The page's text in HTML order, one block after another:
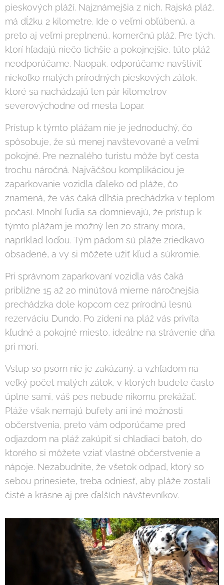
pieskových pláží. Najznámejšia z nich, Rajská pláž,
má dĺžku 2 kilometre. Ide o veľmi obľúbenú, a
preto aj veľmi preplnenú, komerčnú pláž. Pre tých,
ktorí hľadajú niečo tichšie a pokojnejšie, túto pláž
neodporúčame. Naopak, odporúčame navštíviť
niekoľko malých prírodných pieskových zátok,
ktoré sa nachádzajú len pár kilometrov
severovýchodne od mesta Lopar.
Prístup k týmto plážam nie je jednoduchý, čo
spôsobuje, že sú menej navštevované a veľmi
pokojné. Pre neznalého turistu môže byť cesta
trochu náročná. Najväčšou komplikáciou je
zaparkovanie vozidla ďaleko od pláže, čo
znamená, že vás čaká dlhšia prechádzka v teplom
počasí. Mnohí ľudia sa domnievajú, že prístup k
týmto plážam je možný len zo strany mora,
napríklad loďou. Tým pádom sú pláže zriedkavo
obsadené, a vy si môžete užiť kľud a súkromie.
Pri správnom zaparkovaní vozidla vás čaká
približne 15 až 20 minútová mierne náročnejšia
prechádzka dole kopcom cez prírodnú lesnú
rezerváciu Dundo. Po zídení na pláž vás privíta
kľudné a pokojné miesto, ideálne na strávenie dňa
pri mori.
Vstup so psom nie je zakázaný, a vzhľadom na
veľký počet malých zátok, v ktorých budete často
úplne sami, váš pes nebude nikomu prekážať.
Pláže však nemajú bufety ani iné možnosti
občerstvenia, preto vám odporúčame pred
odjazdom na pláž zakúpiť si chladiaci batoh, do
ktorého si môžete vziať vlastné občerstvenie a
nápoje. Nezabudnite, že všetok odpad, ktorý so
sebou prinesiete, treba odniesť, aby pláže zostali
čisté a krásne aj pre ďalších návštevníkov.